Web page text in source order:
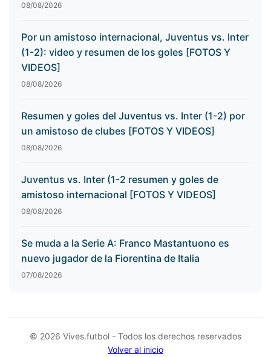
08/08/2026
Por un amistoso internacional, Juventus vs. Inter
(1-2): video y resumen de los goles [FOTOS Y
VIDEOS]
08/08/2026
Resumen y goles del Juventus vs. Inter (1-2) por
un amistoso de clubes [FOTOS Y VIDEOS]
08/08/2026
Juventus vs. Inter (1-2 resumen y goles de
amistoso internacional [FOTOS Y VIDEOS]
08/08/2026
Se muda a la Serie A: Franco Mastantuono es
nuevo jugador de la Fiorentina de Italia
07/08/2026
© 2026 Vives.futbol - Todos los derechos reservados
Volver al inicio